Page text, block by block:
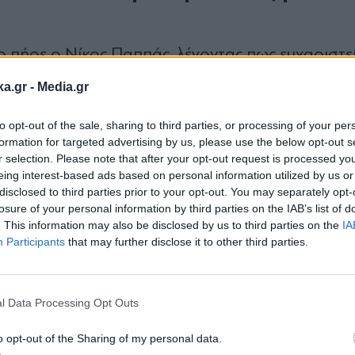
- Media.gr
opt-out of the sale, sharing to third parties, or processing of your
for targeted advertising by us, please use the below opt-out
selection. Please note that after your opt-out request is processed
interest-based ads based on personal information utilized by us
to third parties prior to your opt-out. You may separately
of your personal information by third parties on the IAB’s list of
This information may also be disclosed by us to third parties on the
Participants that may further disclose it to other third parties.
Data Processing Opt Outs
opt-out of the Sharing of my personal data.
ο Νίκος Παππάς, λέγοντας πως
Κουμουνδούρου, ενώ είπε πως είναι στη
όσο και το γραφείο του. Ο Νίκος Παππάς
πριν από το τέλος της θητείας αυτής της
- Παππά
καθώς ο ίδιος ο Νίκος Παππάς δεν
μιλώντας χθες στα «Παραπολιτικά 90,1
Φάμελλο», ωστόσο έσπευσε να
καταλαβαίνει τον ρόλο του από εδώ και
ΣΥΡΙΖΑ, αυτή τη δήλωση την έκανε μία ώρα
στηρίζει την ΕΛΑΣ, δεν μπορεί κανένας να
του ΣΥΡΙΖΑ να στηρίξει την ΕΛΑΣ έχει κενά
newsletter